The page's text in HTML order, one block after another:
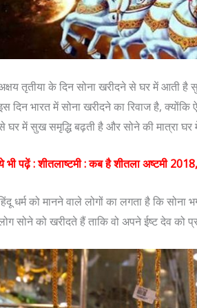
तृतीया के दिन सोना खरीदने से घर में आती है
दिन भारत में सोना खरीदने का रिवाज है, क्योंकि
घर में सुख समृद्धि बढ़ती है और सोने की मात्रा घर
भी पढ़ें :शीतलाष्टमी : कब है शीतला अष्टमी
धर्म को मानने वाले लोगों का लगता है कि सोना
सोने को खरीदते हैं ताकि वो अपने ईष्ट देव को
सहिष्णु देश में :
मुस्लिम महिला
एक हाइ एण्ड
जानिए भारतीय सेना मे
Col K D Pathak
रैंक कभी भी रिटायर नही
N Hoon (Retd)